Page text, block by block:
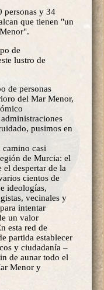
personas y 34
que tienen "un
de
lustro de
de personas
del Mar Menor,
pusimos en
camino casi
de Murcia: el
despertar de la
cientos de
ideologías,
vecinales y
intentar
un valor
esta red de
partida establecer
y ciudadanía ­–
de aunar todo el
Menor y